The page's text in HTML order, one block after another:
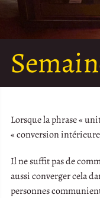
Lorsque la phrase «
« conversion
Il ne suffit pas de
aussi converger cela
personnes